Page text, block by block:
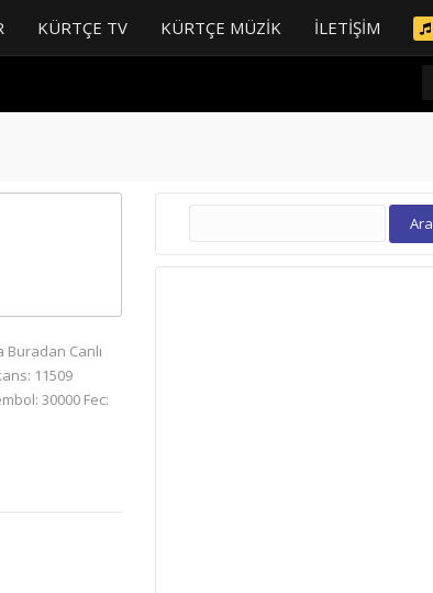
KÜRTÇE TV KÜRTÇE MÜZIK İLETIŞIM
Buradan Canlı
11509
30000 Fec:
Arama: